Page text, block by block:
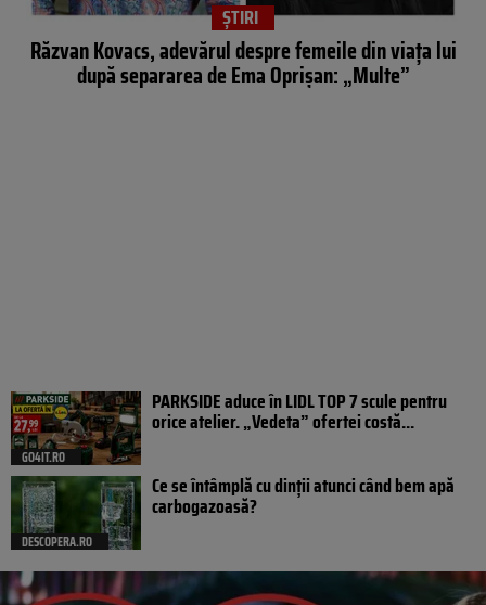
ȘTIRI
Răzvan Kovacs, adevărul despre femeile din viața lui
după separarea de Ema Oprișan: „Multe”
GO4IT.RO
PARKSIDE aduce în LIDL TOP 7 scule pentru
orice atelier. „Vedeta” ofertei costă...
DESCOPERA.RO
Ce se întâmplă cu dinții atunci când bem apă
carbogazoasă?